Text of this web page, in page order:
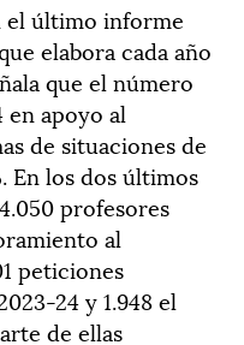
el último informe
elabora cada año
que el número
en apoyo al
de situaciones de
los dos últimos
profesores
al
peticiones
24 y 1.948 el
de ellas